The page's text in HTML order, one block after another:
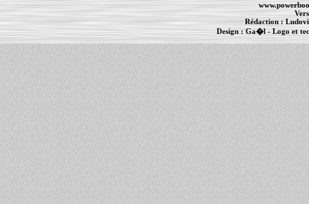
Rédaction :
Design :Ga�l- Logo et
Informations :